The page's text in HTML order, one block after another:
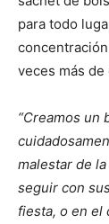
para todo
veces más
“Creamos un
malestar de
seguir con
fiesta, o en el